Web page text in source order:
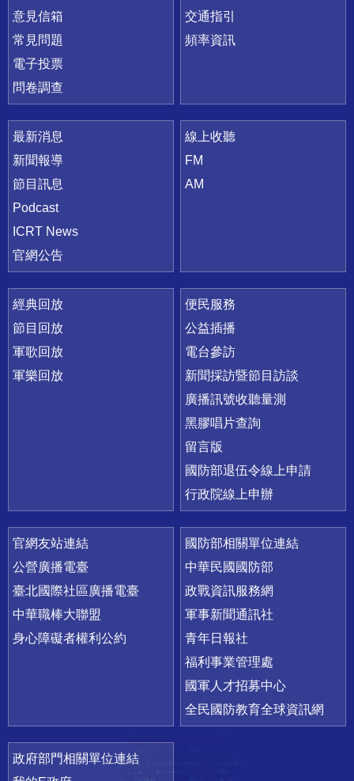
意見信箱
常見問題
電子投票
問卷調查
交通指引
頻率資訊
最新消息
新聞報導
節目訊息
Podcast
ICRT News
官網公告
線上收聽
FM
AM
經典回放
節目回放
軍歌回放
軍樂回放
便民服務
公益插播
電台參訪
新聞採訪暨節目訪談
廣播訊號收聽量測
黑膠唱片查詢
留言版
國防部退伍令線上申請
行政院線上申辦
官網友站連結
公營廣播電臺
臺北國際社區廣播電臺
中華職棒大聯盟
身心障礙者權利公約
國防部相關單位連結
中華民國國防部
政戰資訊服務網
軍事新聞通訊社
青年日報社
福利事業管理處
國軍人才招募中心
全民國防教育全球資訊網
政府部門相關單位連結